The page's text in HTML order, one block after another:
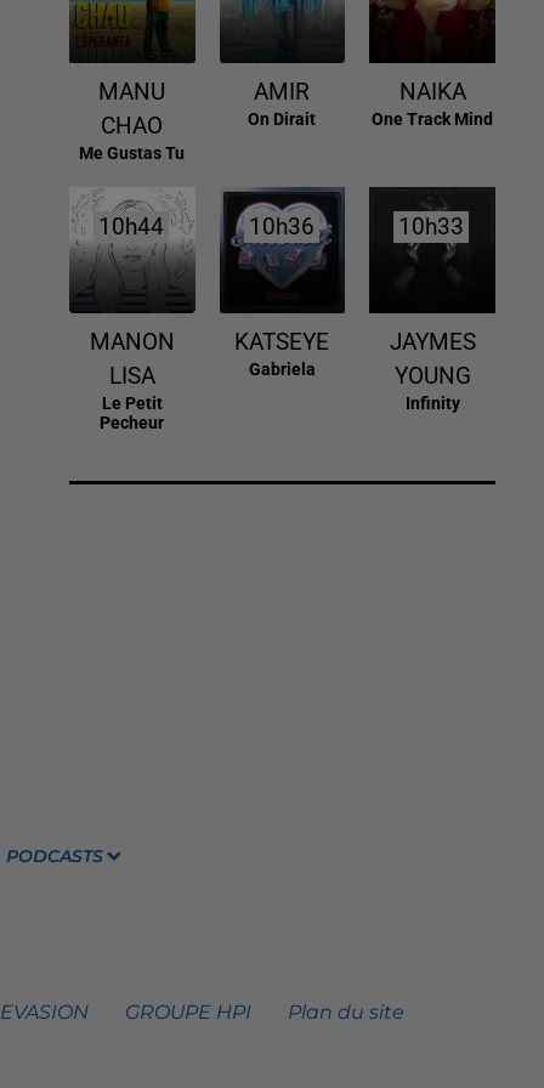
MANU
CHAO
Me Gustas Tu
AMIR
On Dirait
NAIKA
One Track Mind
10h44
10h44
MANON
LISA
Le Petit
Pecheur
10h36
10h36
KATSEYE
Gabriela
10h33
10h33
JAYMES
YOUNG
Infinity
PODCASTS
GROUPE HPI Plan du site